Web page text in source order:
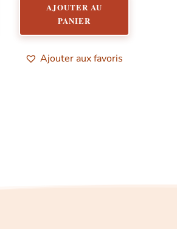
AJOUTER AU
PANIER
Ajouter aux favoris